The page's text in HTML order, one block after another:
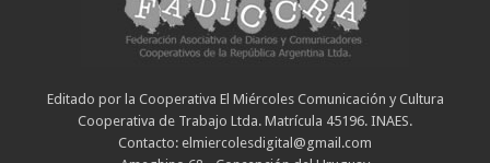
Editado por la Cooperativa El Miércoles Comunicación y Cultura
Cooperativa de Trabajo Ltda. Matrícula 45196. INAES.
Contacto: elmiercolesdigital@gmail.com